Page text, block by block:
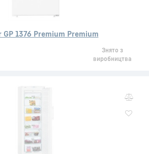
GP 1376 Premium Premium
Знято з
виробництва